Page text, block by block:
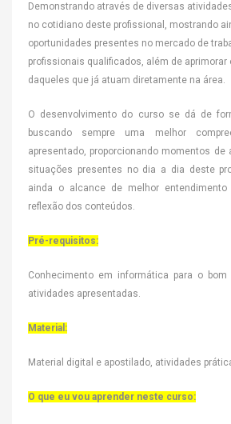
Demonstrando através de diversas
no cotidiano deste profissional, mostrando
oportunidades presentes no mercado de
profissionais qualificados, além de
daqueles que já atuam diretamente na área.
O desenvolvimento do curso se dá de
buscando sempre uma melhor
apresentado, proporcionando momentos de
situações presentes no dia a dia deste
ainda o alcance de melhor
reflexão dos conteúdos.
Pré-requisitos:
Conhecimento em informática para o bom
atividades apresentadas.
Material:
Material digital e apostilado, atividades
O que eu vou aprender neste curso: